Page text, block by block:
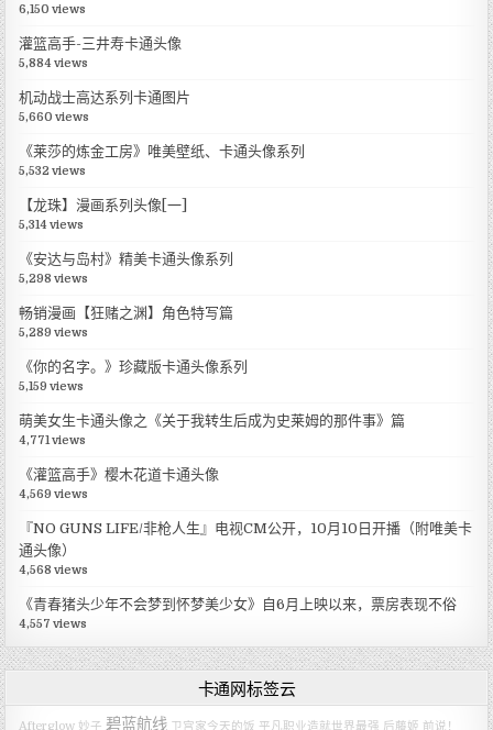
6,150 views
灌篮高手-三井寿卡通头像
5,884 views
机动战士高达系列卡通图片
5,660 views
《莱莎的炼金工房》唯美壁纸、卡通头像系列
5,532 views
【龙珠】漫画系列头像[一]
5,314 views
《安达与岛村》精美卡通头像系列
5,298 views
畅销漫画【狂赌之渊】角色特写篇
5,289 views
《你的名字。》珍藏版卡通头像系列
5,159 views
萌美女生卡通头像之《关于我转生后成为史莱姆的那件事》篇
4,771 views
《灌篮高手》樱木花道卡通头像
4,569 views
『NO GUNS LIFE/非枪人生』电视CM公开，10月10日开播（附唯美卡
通头像）
4,568 views
《青春猪头少年不会梦到怀梦美少女》自6月上映以来，票房表现不俗
4,557 views
卡通网标签云
Afterglow 妙子 碧蓝航线 卫宫家今天的饭 平凡职业造就世界最强 后藤姬 前说！